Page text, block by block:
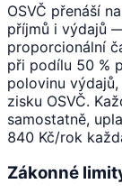
OSVČ přenáší
příjmů i výdajů
proporcionální
při podílu 50 %
polovinu
zisku OSVČ.
samostatně,
840 Kč/rok
Zákonné